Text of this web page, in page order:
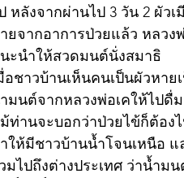
หลังจากผ่านไป 3 วัน 2 ผั
ยจากอาการป่วยแล้ว หลว
ะนำให้สวดมนต์นั่งสมาธิ
อชาวบ้านเห็นคนเป็นผัวหาย
มนต์จากหลวงพ่อเคให้ไปดื่
ท่านจะบอกว่าป่วยไข้ก็ต้อง
ให้มีชาวบ้านน้ำโจนเหนือ
มไปถึงต่างประเทศ ว่าน้ำม